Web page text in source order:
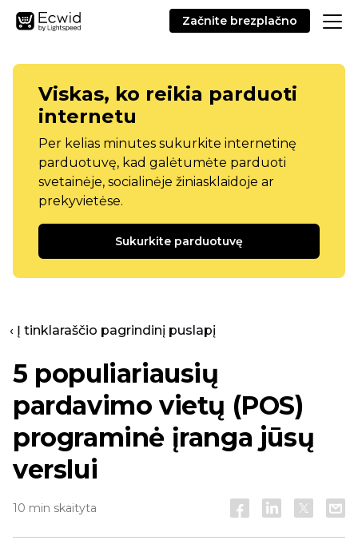
Začnite brezplačno
Viskas, ko reikia parduoti
internetu
Per kelias minutes sukurkite internetinę
parduotuvę, kad galėtumėte parduoti
svetainėje, socialinėje žiniasklaidoje ar
prekyvietėse.
Sukurkite parduotuvę
‹ Į tinklaraščio pagrindinį puslapį
5 populiariausių
pardavimo vietų (POS)
programinė įranga jūsų
verslui
10 min skaityta